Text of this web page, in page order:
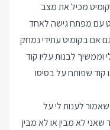
מכיל את מצב
עם מפתח גישה לאחד
אם בקומיט עתידי נמחק
לבנות עליו קוד
קוד שפותח על בסיסו
לענות לי על
לא מבין או לא מבין